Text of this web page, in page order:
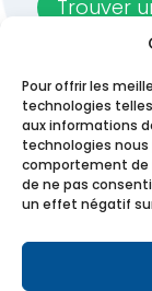
Pour offrir les
technologies
aux informations
technologies
comportement de
de ne pas
un effet négatif
Trouver